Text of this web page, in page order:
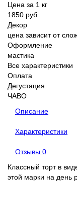
Цена за 1 кг
1850 руб.
Декор
цена зависит от
Оформление
мастика
Все характеристики
Оплата
Дегустация
ЧАВО
Описание
Характеристики
Отзывы 0
Классный торт в
этой марки на день